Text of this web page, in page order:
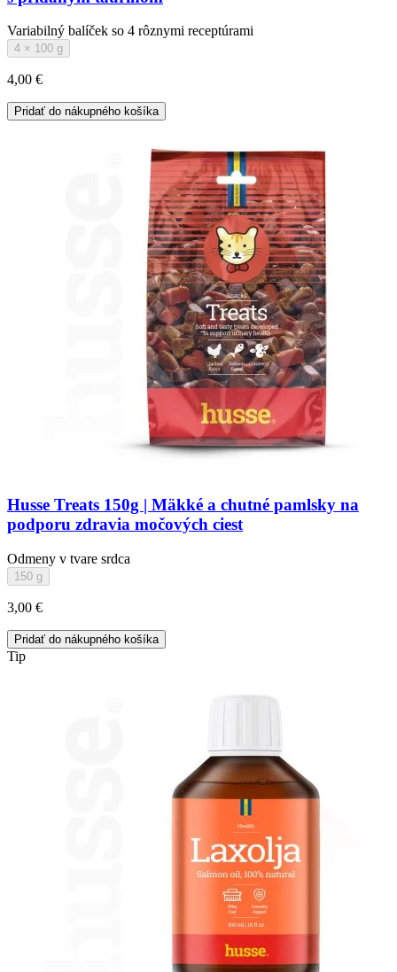
Variabilný balíček so 4 rôznymi receptúrami
4 × 100 g
4,00 €
Pridať do nákupného košíka
Husse Treats 150g | Mäkké a chutné pamlsky na
podporu zdravia močových ciest
Odmeny v tvare srdca
150 g
3,00 €
Pridať do nákupného košíka
Tip